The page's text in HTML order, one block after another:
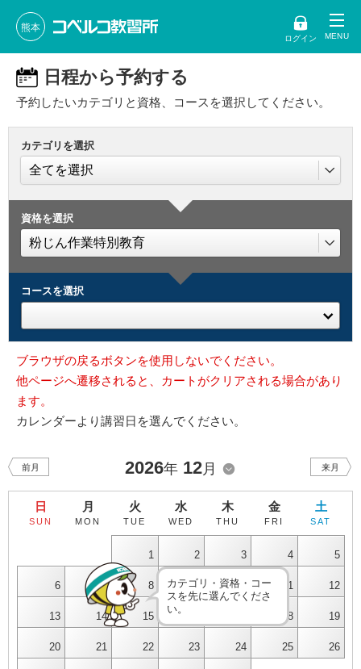
熊本
ログイン
日程から予約する
予約したいカテゴリと資格、コースを選択してください。
カテゴリを選択
資格を選択
コースを選択
ブラウザの戻るボタンを使用しないでください。
他ページへ遷移されると、カートがクリアされる場合があり
ます。
カレンダーより講習日を選んでください。
前月 2026年 12月 来月
日
SUN
月
MON
火
TUE
水
WED
木
THU
金
FRI
土
SAT
1 2 3 4 5
6 7 8 9 10 11 12
13 14 15 18 19
20 21 22 23 24 25 26
カテゴリ・資格・コー
スを先に選んでくださ
い。